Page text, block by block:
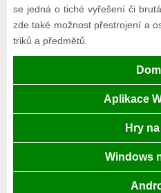
se jedná o tiché vyřešení či
zde také možnost přestrojení a
triků a předmětů.
Aplikace
Hry
Windows